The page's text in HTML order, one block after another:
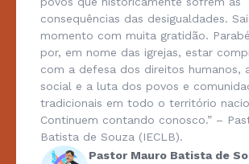
consequências das desigualdades.
momento com muita gratidão.
por, em nome das igrejas, estar
com a defesa dos direitos humanos,
social e a luta dos povos e
tradicionais em todo o território
Continuem contando conosco.” –
Batista de Souza (IECLB).
Pastor Mauro Batista de